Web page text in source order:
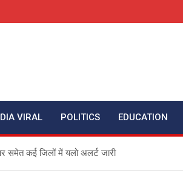
VIRAL POLITICS EDUCATION
समेत कई जिलों में यलो अलर्ट जारी